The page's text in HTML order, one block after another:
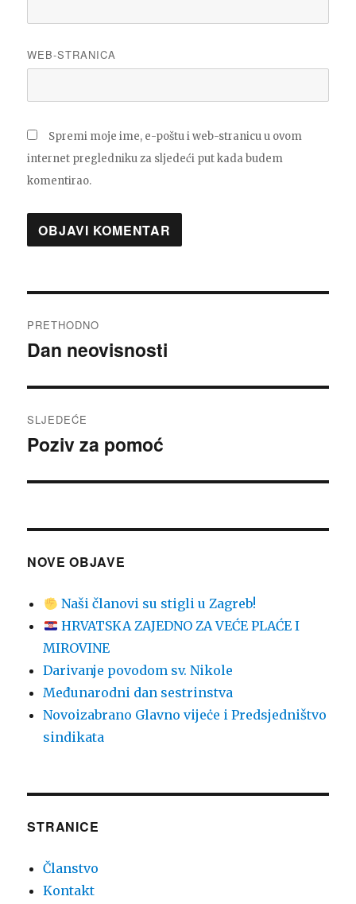
WEB-STRANICA
Spremi moje ime, e-poštu i web-stranicu u ovom
internet pregledniku za sljedeći put kada budem
komentirao.
objava
PRETHODNO
Prethodna
Dan neovisnosti
SLJEDEĆE
Sljedeća
Poziv za pomoć
NOVE OBJAVE
Naši članovi su stigli u Zagreb!
HRVATSKA ZAJEDNO ZA VEĆE PLAĆE I
MIROVINE
Darivanje povodom sv. Nikole
Međunarodni dan sestrinstva
Novoizabrano Glavno vijeċe i Predsjedništvo
sindikata
STRANICE
Članstvo
Kontakt